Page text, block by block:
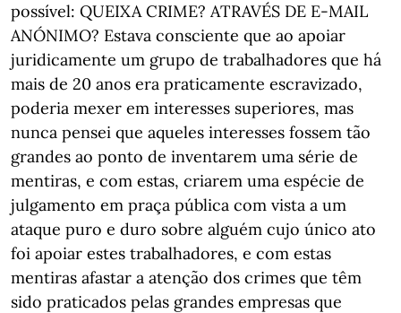
possível: QUEIXA CRIME? ATRAVÉS DE E-MAIL
ANÓNIMO? Estava consciente que ao apoiar
juridicamente um grupo de trabalhadores que há
mais de 20 anos era praticamente escravizado,
poderia mexer em interesses superiores, mas
nunca pensei que aqueles interesses fossem tão
grandes ao ponto de inventarem uma série de
mentiras, e com estas, criarem uma espécie de
julgamento em praça pública com vista a um
ataque puro e duro sobre alguém cujo único ato
foi apoiar estes trabalhadores, e com estas
mentiras afastar a atenção dos crimes que têm
sido praticados pelas grandes empresas que